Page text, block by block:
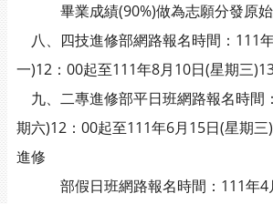
畢業成績(90%)做為志願分發原始
八、四技進修部網路報名時間：111
一)12：00起至111年8月10日(星期三)13
九、二專進修部平日班網路報名時間
期六)12：00起至111年6月15日(星期
進修
部假日班網路報名時間：111年4